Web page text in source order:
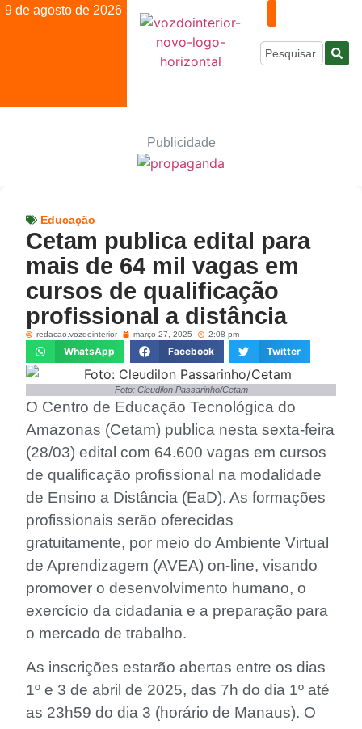
9 de agosto de 2026
Publicidade
Educação
Cetam publica edital para
mais de 64 mil vagas em
cursos de qualificação
profissional a distância
redacao.vozdointerior março 27, 2025 2:08 pm
WhatsApp Facebook Twitter
Foto: Cleudilon Passarinho/Cetam
O Centro de Educação Tecnológica do
Amazonas (Cetam) publica nesta sexta-feira
(28/03) edital com 64.600 vagas em cursos
de qualificação profissional na modalidade
de Ensino a Distância (EaD). As formações
profissionais serão oferecidas
gratuitamente, por meio do Ambiente Virtual
de Aprendizagem (AVEA) on-line, visando
promover o desenvolvimento humano, o
exercício da cidadania e a preparação para
o mercado de trabalho.
As inscrições estarão abertas entre os dias
1º e 3 de abril de 2025, das 7h do dia 1º até
as 23h59 do dia 3 (horário de Manaus). O